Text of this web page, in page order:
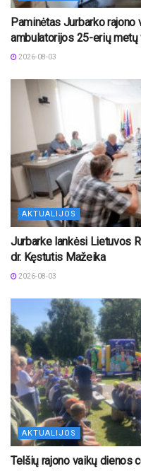
Paminėtas Jurbarko
ambulatorijos 25-erių
2026-08-03
AKTUALIJOS
Jurbarke lankėsi Lietuvos
dr. Kęstutis Mažeika
2026-08-03
AKTUALIJOS
Telšių rajono vaikų dienos